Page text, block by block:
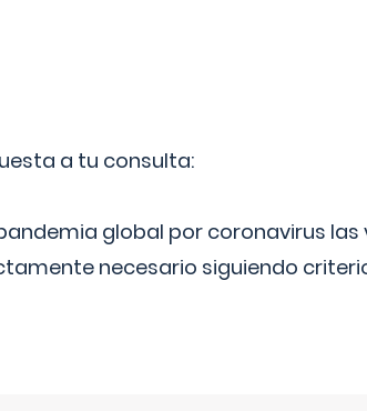
a tu consulta:
global por coronavirus
necesario siguiendo